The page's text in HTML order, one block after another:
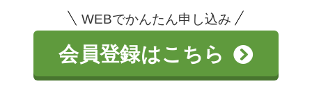
WEBでかんたん申し込み
会員登録はこちら